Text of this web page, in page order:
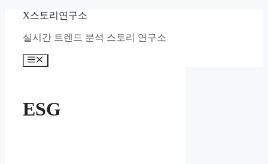
X스토리연구소
실시간 트렌드 분석 스토리 연구소
메
ESG